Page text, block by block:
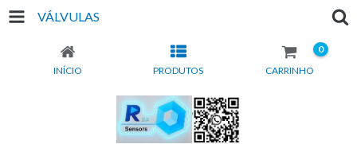
VÁLVULAS
INÍCIO PRODUTOS CARRINHO
0